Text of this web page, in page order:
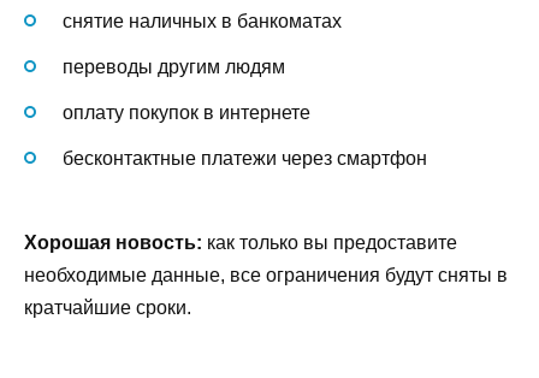
снятие наличных в банкоматах
переводы другим людям
оплату покупок в интернете
бесконтактные платежи через смартфон
Хорошая новость: как только вы предоставите
необходимые данные, все ограничения будут сняты в
кратчайшие сроки.